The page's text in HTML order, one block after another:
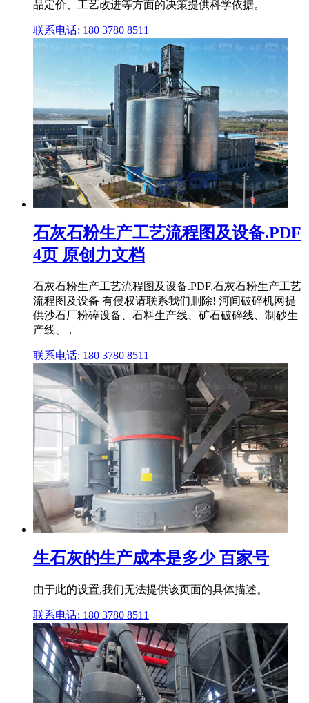
品定价、工艺改进等方面的决策提供科学依据。
联系电话: 180 3780 8511
石灰石粉生产工艺流程图及设备.PDF
4页 原创力文档
石灰石粉生产工艺流程图及设备.PDF,石灰石粉生产工艺
流程图及设备 有侵权请联系我们删除! 河间破碎机网提
供沙石厂粉碎设备、石料生产线、矿石破碎线、制砂生
产线、 .
联系电话: 180 3780 8511
生石灰的生产成本是多少 百家号
由于此的设置,我们无法提供该页面的具体描述。
联系电话: 180 3780 8511